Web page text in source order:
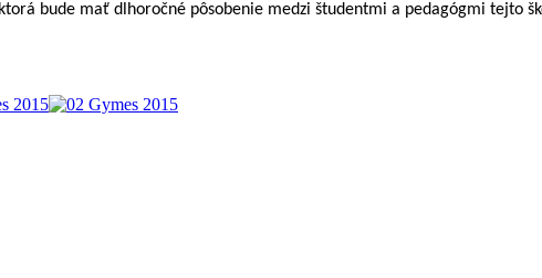
bude mať dlhoročné pôsobenie medzi študentmi a pedagógmi tejto